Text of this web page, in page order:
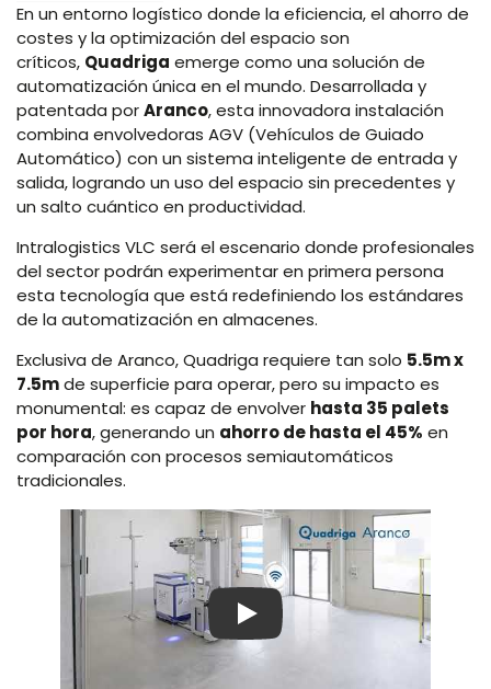
En un entorno logístico donde la eficiencia, el ahorro de
costes y la optimización del espacio son
críticos, Quadriga emerge como una solución de
automatización única en el mundo. Desarrollada y
patentada porAranco, esta innovadora instalación
combina envolvedoras AGV (Vehículos de Guiado
Automático) con un sistema inteligente de entrada y
salida, logrando un uso del espacio sin precedentes y
un salto cuántico en productividad.
Intralogistics VLC será el escenario donde profesionales
del sector podrán experimentar en primera persona
esta tecnología que está redefiniendo los estándares
de la automatización en almacenes.
Exclusiva de Aranco, Quadriga requiere tan solo 5.5m x
7.5mde superficie para operar, pero su impacto es
monumental: es capaz de envolver hasta 35 palets
por hora, generando un ahorro de hasta el 45% en
comparación con procesos semiautomáticos
tradicionales.
Play